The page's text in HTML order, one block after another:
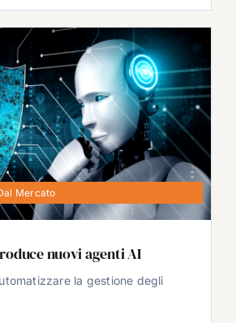
Mercato
nuovi agenti AI
la gestione degli